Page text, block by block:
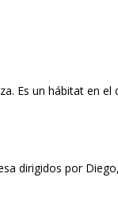
Es un hábitat en el
dirigidos por